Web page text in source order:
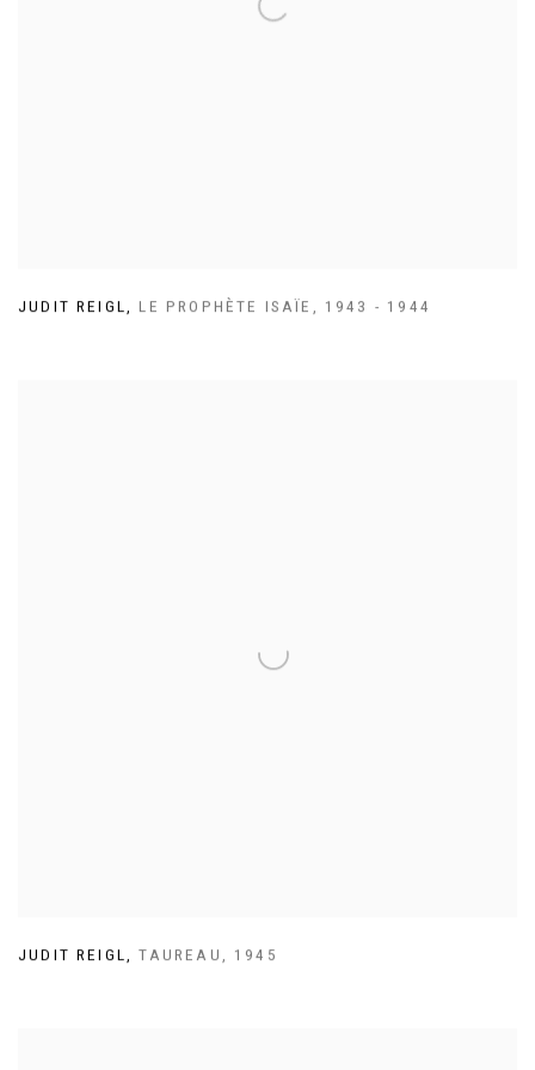
JUDIT REIGL,LE PROPHÈTE ISAÏE , 1943 - 1944
JUDIT REIGL,TAUREAU , 1945